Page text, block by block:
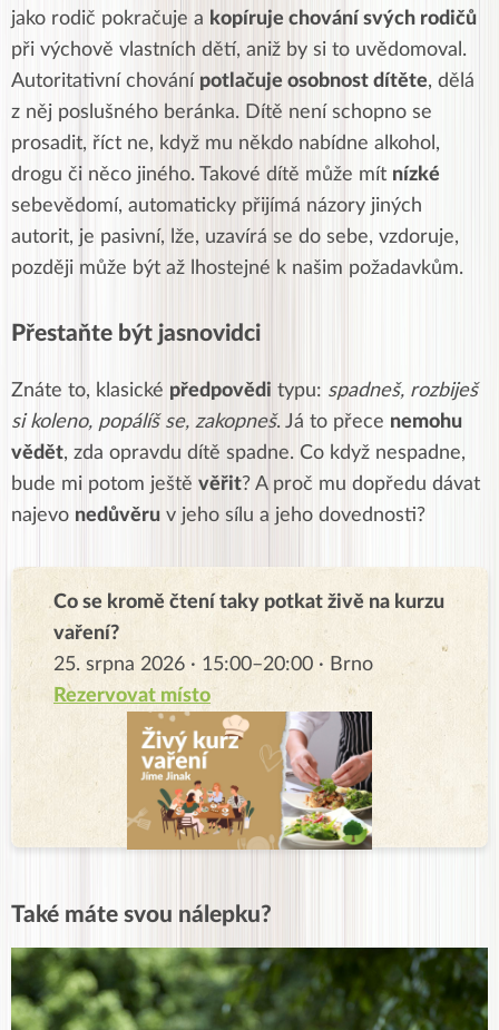
jako rodič pokračuje a kopíruje chování svých rodičů
při výchově vlastních dětí, aniž by si to uvědomoval.
Autoritativní chování potlačuje osobnost dítěte, dělá
z něj poslušného beránka. Dítě není schopno se
prosadit, říct ne, když mu někdo nabídne alkohol,
drogu či něco jiného. Takové dítě může mít nízké
sebevědomí, automaticky přijímá názory jiných
autorit, je pasivní, lže, uzavírá se do sebe, vzdoruje,
později může být až
lhostejné k našim požadavkům.
Přestaňte být jasnovidci
Znáte to, klasické předpovědi typu: spadneš, rozbiješ
si koleno, popálíš se, zakopneš. Já to přece nemohu
vědět, zda opravdu dítě spadne. Co když nespadne,
bude mi potom ještě věřit? A proč mu dopředu dávat
najevo nedůvěru v jeho sílu a jeho dovednosti?
Co se kromě čtení taky potkat živě na kurzu
vaření?
25. srpna 2026 · 15:00–20:00 · Brno
Rezervovat místo
Také máte svou nálepku?